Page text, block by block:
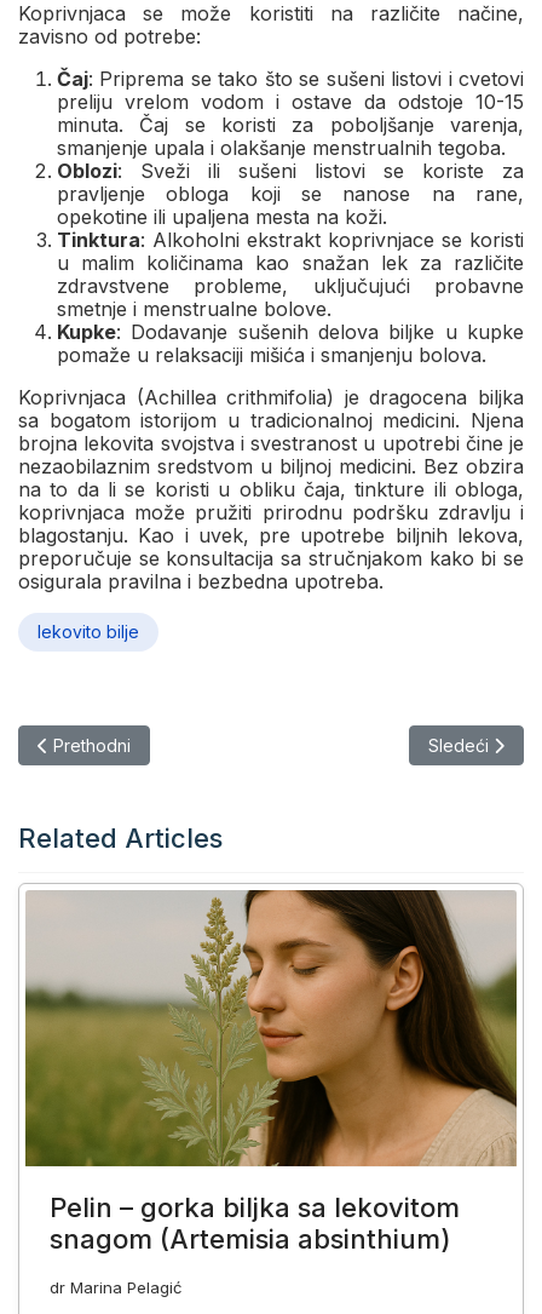
Koprivnjaca se može koristiti na različite načine,
zavisno od potrebe:
Čaj: Priprema se tako što se sušeni listovi i cvetovi
preliju vrelom vodom i ostave da odstoje 10-15
minuta. Čaj se koristi za poboljšanje varenja,
smanjenje upala i olakšanje menstrualnih tegoba.
Oblozi: Sveži ili sušeni listovi se koriste za
pravljenje obloga koji se nanose na rane,
opekotine ili upaljena mesta na koži.
Tinktura: Alkoholni ekstrakt koprivnjace se koristi
u malim količinama kao snažan lek za različite
zdravstvene probleme, uključujući probavne
smetnje i menstrualne bolove.
Kupke: Dodavanje sušenih delova biljke u kupke
pomaže u relaksaciji mišića i smanjenju bolova.
Koprivnjaca (Achillea crithmifolia) je dragocena biljka
sa bogatom istorijom u tradicionalnoj medicini. Njena
brojna lekovita svojstva i svestranost u upotrebi čine je
nezaobilaznim sredstvom u biljnoj medicini. Bez obzira
na to da li se koristi u obliku čaja, tinkture ili obloga,
koprivnjaca može pružiti prirodnu podršku zdravlju i
blagostanju. Kao i uvek, pre upotrebe biljnih lekova,
preporučuje se konsultacija sa stručnjakom kako bi se
osigurala pravilna i bezbedna upotreba.
lekovito bilje
Prethodni članak: Kopriva (Urtica dioica)
Prethodni Sledeći
Sledeći
Related Articles
Pelin – gorka biljka sa lekovitom
snagom (Artemisia absinthium)
dr Marina Pelagić